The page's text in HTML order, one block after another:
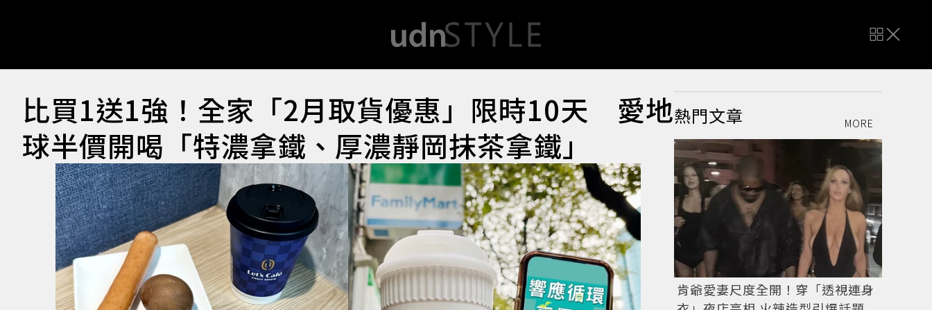
比買1送1強！全家「2月取貨優惠」限時10天 愛地
球半價開喝「特濃拿鐵、厚濃靜岡抹茶拿鐵」
熱門文章 MORE
肯爺愛妻尺度全開！穿「透視連身